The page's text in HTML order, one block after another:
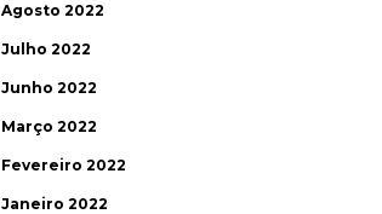
Agosto 2022
Julho 2022
Junho 2022
Março 2022
Fevereiro 2022
Janeiro 2022